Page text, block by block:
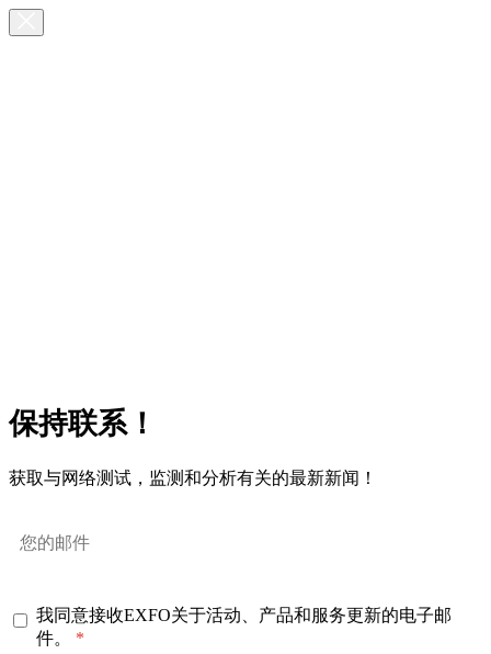
保持联系！
获取与网络测试，监测和分析有关的最新新闻！
我同意接收EXFO关于活动、产品和服务更新的电子邮
件。